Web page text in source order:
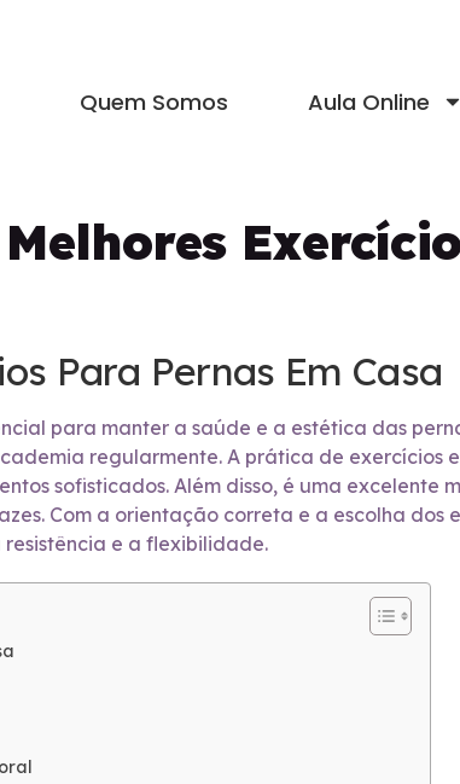
Quem Somos Aula Online
Para Pernas Em Casa
para manter a saúde e a estética das
regularmente. A prática de exercícios
sofisticados. Além disso, é uma excelente
Com a orientação correta e a escolha
resistência e a flexibilidade.